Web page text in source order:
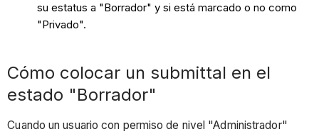
su estatus a "Borrador" y si está marcado o no como
"Privado".
Cómo colocar un submittal en el
estado "Borrador"
Cuando un usuario con permiso de nivel "Administrador"